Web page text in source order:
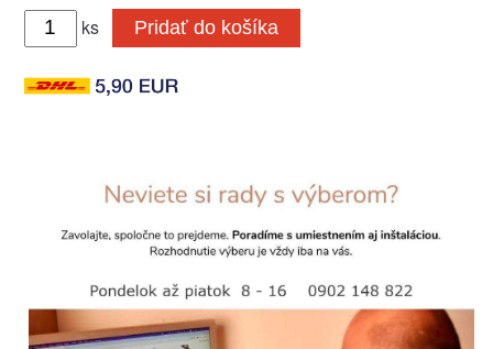
ks
Pridať do košíka